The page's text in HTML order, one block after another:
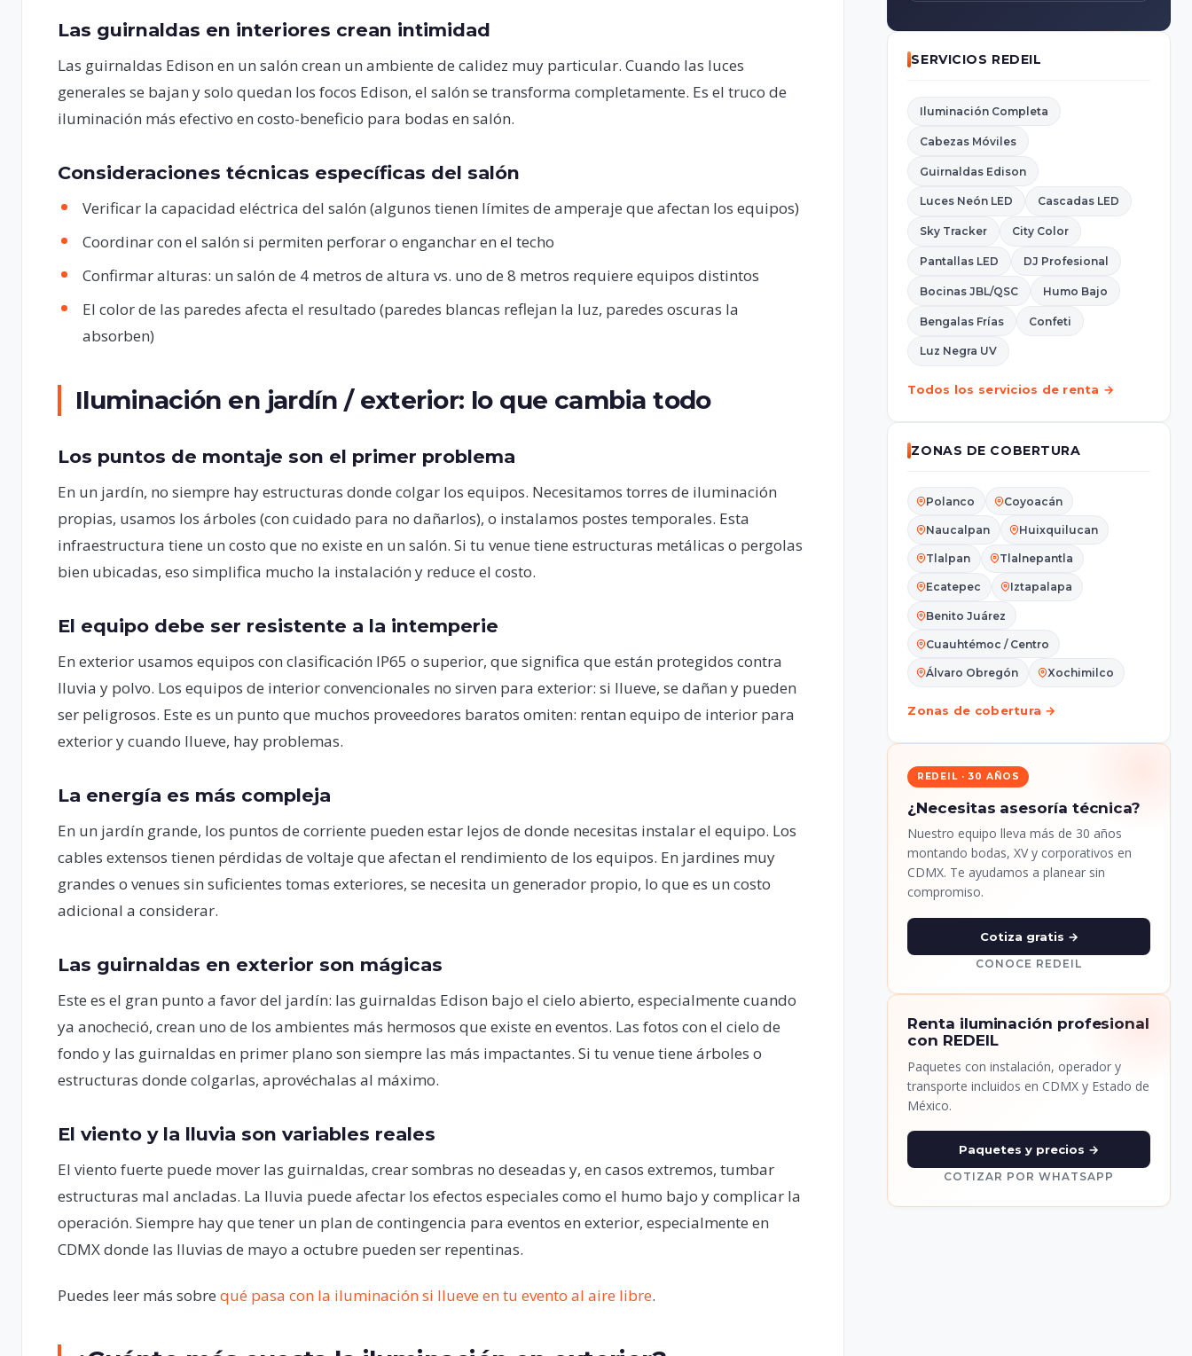
Las guirnaldas en interiores crean intimidad
Las guirnaldas Edison en un salón crean un ambiente de calidez muy particular. Cuando las luces
generales se bajan y solo quedan los focos Edison, el salón se transforma completamente. Es el truco de
iluminación más efectivo en costo-beneficio para bodas en salón.
Consideraciones técnicas específicas del salón
Verificar la capacidad eléctrica del salón (algunos tienen límites de amperaje que afectan los equipos)
Coordinar con el salón si permiten perforar o enganchar en el techo
Confirmar alturas: un salón de 4 metros de altura vs. uno de 8 metros requiere equipos distintos
El color de las paredes afecta el resultado (paredes blancas reflejan la luz, paredes oscuras la
absorben)
Iluminación en jardín / exterior: lo que cambia todo
Los puntos de montaje son el primer problema
En un jardín, no siempre hay estructuras donde colgar los equipos. Necesitamos torres de iluminación
propias, usamos los árboles (con cuidado para no dañarlos), o instalamos postes temporales. Esta
infraestructura tiene un costo que no existe en un salón. Si tu venue tiene estructuras metálicas o pergolas
bien ubicadas, eso simplifica mucho la instalación y reduce el costo.
El equipo debe ser resistente a la intemperie
En exterior usamos equipos con clasificación IP65 o superior, que significa que están protegidos contra
lluvia y polvo. Los equipos de interior convencionales no sirven para exterior: si llueve, se dañan y pueden
ser peligrosos. Este es un punto que muchos proveedores baratos omiten: rentan equipo de interior para
exterior y cuando llueve, hay problemas.
La energía es más compleja
En un jardín grande, los puntos de corriente pueden estar lejos de donde necesitas instalar el equipo. Los
cables extensos tienen pérdidas de voltaje que afectan el rendimiento de los equipos. En jardines muy
grandes o venues sin suficientes tomas exteriores, se necesita un generador propio, lo que es un costo
adicional a considerar.
Las guirnaldas en exterior son mágicas
Este es el gran punto a favor del jardín: las guirnaldas Edison bajo el cielo abierto, especialmente cuando
ya anocheció, crean uno de los ambientes más hermosos que existe en eventos. Las fotos con el cielo de
fondo y las guirnaldas en primer plano son siempre las más impactantes. Si tu venue tiene árboles o
estructuras donde colgarlas, aprovéchalas al máximo.
El viento y la lluvia son variables reales
El viento fuerte puede mover las guirnaldas, crear sombras no deseadas y, en casos extremos, tumbar
estructuras mal ancladas. La lluvia puede afectar los efectos especiales como el humo bajo y complicar la
operación. Siempre hay que tener un plan de contingencia para eventos en exterior, especialmente en
CDMX donde las lluvias de mayo a octubre pueden ser repentinas.
Puedes leer más sobre qué pasa con la iluminación si llueve en tu evento al aire libre.
SERVICIOS REDEIL
Iluminación Completa
Cabezas Móviles
Guirnaldas Edison
Luces Neón LED Cascadas LED
Sky Tracker City Color
Pantallas LED DJ Profesional
Bocinas JBL/QSC Humo Bajo
Bengalas Frías Confeti
Luz Negra UV
Todos los servicios de renta →
ZONAS DE COBERTURA
Polanco Coyoacán
Naucalpan Huixquilucan
Tlalpan Tlalnepantla
Ecatepec Iztapalapa
Benito Juárez
Cuauhtémoc / Centro
Álvaro Obregón Xochimilco
Zonas de cobertura →
REDEIL · 30 AÑOS
¿Necesitas asesoría técnica?
Nuestro equipo lleva más de 30 años
montando bodas, XV y corporativos en
CDMX. Te ayudamos a planear sin
compromiso.
Cotiza gratis →
CONOCE REDEIL
Renta iluminación profesional
con REDEIL
Paquetes con instalación, operador y
transporte incluidos en CDMX y Estado de
México.
Paquetes y precios →
COTIZAR POR WHATSAPP